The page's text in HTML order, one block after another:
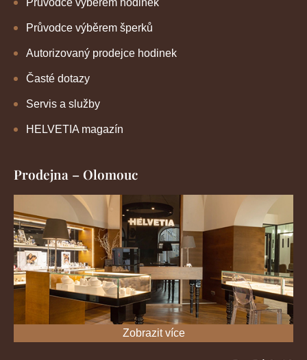
Průvodce výběrem šperků
Autorizovaný prodejce hodinek
Časté dotazy
Servis a služby
HELVETIA magazín
Prodejna – Olomouc
Zobrazit více